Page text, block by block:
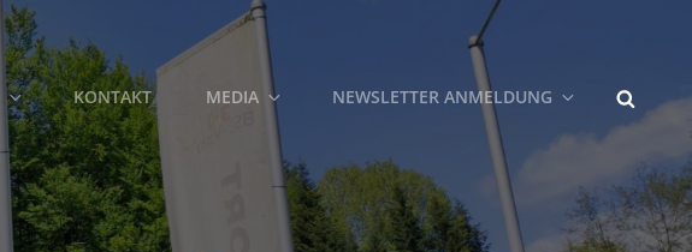
KONTAKT MEDIA NEWSLETTER ANMELDUNG